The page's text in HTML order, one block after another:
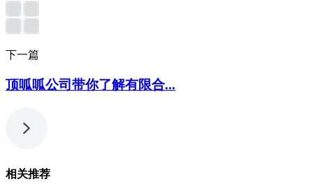
下一篇
顶呱呱公司带你了解有限合...
相关推荐